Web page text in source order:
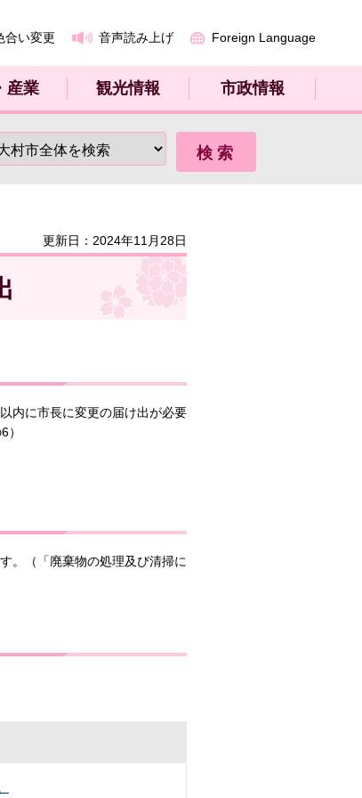
合い変更 音声読み上げ Foreign Language
産業 観光情報 市政情報
更新日：2024年11月28日
内に市長に変更の届け出が必要
。（「廃棄物の処理及び清掃に